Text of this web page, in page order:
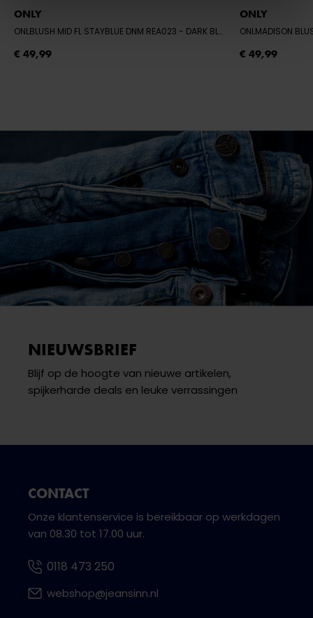
ONLY
ONLBLUSH MID FL STAYBLUE DNM REA023 - DARK BLUE DENIM
€ 49,99
ONLY
ONLMADISON
€ 49,99
NIEUWSBRIEF
Blijf op de hoogte van nieuwe artikelen,
spijkerharde deals en leuke verrassingen
CONTACT
Onze klantenservice is bereikbaar op werkdagen
van 08.30 tot 17.00 uur.
0118 473 250
webshop@jeansinn.nl